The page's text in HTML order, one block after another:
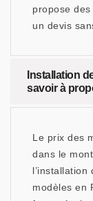
propose
un devis
Installation
savoir à
Le prix des
dans le
modèles en